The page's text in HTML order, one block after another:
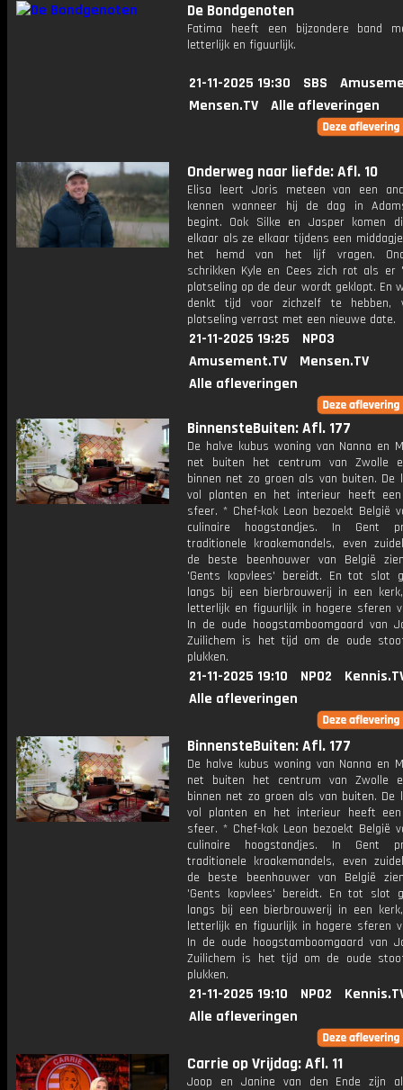
De Bondgenoten
Fatima heeft een bijzondere band
letterlijk en figuurlijk.
21-11-2025 19:30 SBS
Mensen.TV
Alle afleveringen
Onderweg naar liefde: Afl. 10
Elisa leert Joris meteen van een
kennen wanneer hij de dag in
begint. Ook Silke en Jasper komen
elkaar als ze elkaar tijdens een
het hemd van het lijf vragen.
schrikken Kyle en Cees zich rot als er
plotseling op de deur wordt geklopt. En
denkt tijd voor zichzelf te hebben,
plotseling verrast met een nieuwe date.
21-11-2025 19:25
NPO3
Amusement.TV
Mensen.TV
Alle afleveringen
BinnensteBuiten: Afl. 177
De halve kubus woning van Nanna en
net buiten het centrum van Zwolle
binnen net zo groen als van buiten. De
vol planten en het interieur heeft
sfeer. * Chef-kok Leon bezoekt België
culinaire hoogstandjes. In Gent
traditionele kroakemandels, even
de beste beenhouwer van België
'Gents kopvlees' bereidt. En tot slot
langs bij een bierbrouwerij in een
letterlijk en figuurlijk in hogere sferen
In de oude hoogstamboomgaard van
Zuilichem is het tijd om de oude
plukken.
21-11-2025 19:10 NPO2
Alle afleveringen
BinnensteBuiten: Afl. 177
De halve kubus woning van Nanna en
net buiten het centrum van Zwolle
binnen net zo groen als van buiten. De
vol planten en het interieur heeft
sfeer. * Chef-kok Leon bezoekt België
culinaire hoogstandjes. In Gent
traditionele kroakemandels, even
de beste beenhouwer van België
'Gents kopvlees' bereidt. En tot slot
langs bij een bierbrouwerij in een
letterlijk en figuurlijk in hogere sferen
In de oude hoogstamboomgaard van
Zuilichem is het tijd om de oude
plukken.
21-11-2025 19:10 NPO2
Alle afleveringen
Carrie op Vrijdag: Afl. 11
Joop en Janine van den Ende zijn